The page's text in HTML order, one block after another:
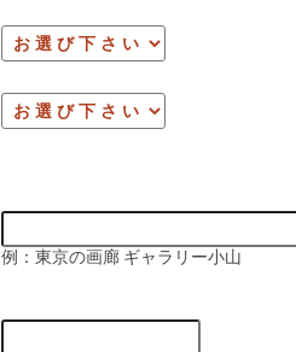
例：東京の画廊 ギャラリー小山